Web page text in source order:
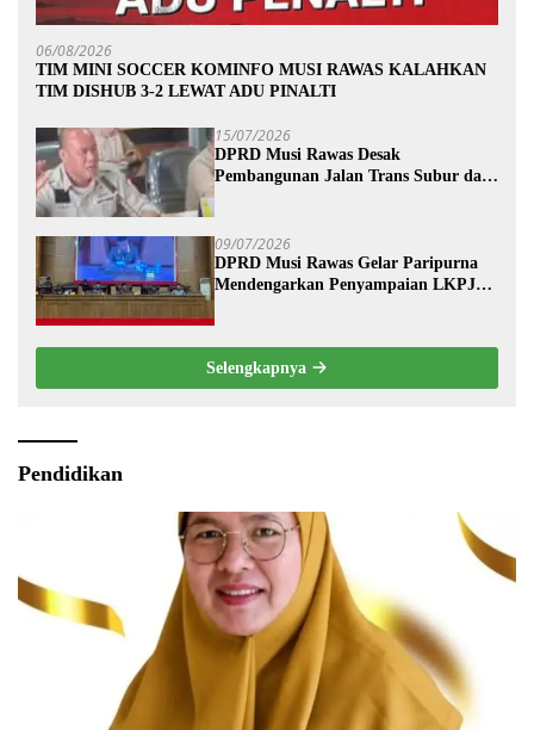
06/08/2026
TIM MINI SOCCER KOMINFO MUSI RAWAS KALAHKAN
TIM DISHUB 3-2 LEWAT ADU PINALTI
15/07/2026
DPRD Musi Rawas Desak
Pembangunan Jalan Trans Subur dan
09/07/2026
DPRD Musi Rawas Gelar Paripurna
Mendengarkan Penyampaian LKPJ
Selengkapnya
Pendidikan